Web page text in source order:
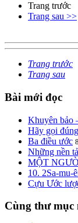
Trang trước
Trang sau >>
Trang trước
Trang sau
Bài mới đọc
Khuyên bảo
Hãy gọi
Ba điều ước
Những nền
MỘT
10. 2Sa-mu-
Cựu Ước
Cùng thư mục